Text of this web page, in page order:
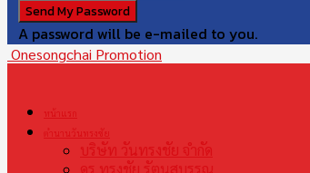
A password will be e-mailed to you.
Onesongchai Promotion
หน้าแรก
ตำนานวันทรงชัย
บริษัท วันทรงชัย จำกัด
ดร.ทรงชัย รัตนสุบรรณ